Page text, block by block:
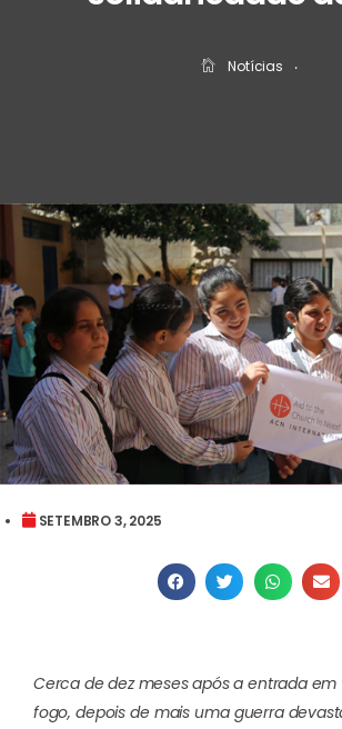
Notícias ‧
SETEMBRO 3, 2025
Cerca de dez meses após a entrada
fogo, depois de mais uma guerra